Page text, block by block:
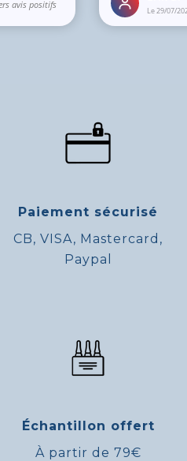
Paiement sécurisé
CB, VISA, Mastercard,
Paypal
Échantillon offert
À partir de 79€